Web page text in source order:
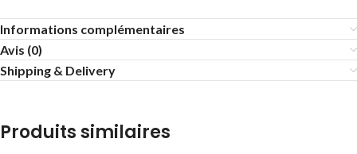
Informations complémentaires
Avis (0)
Shipping & Delivery
Produits similaires